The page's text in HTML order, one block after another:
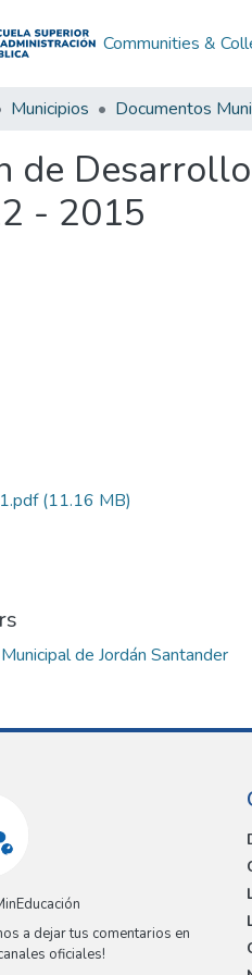
Communities &
Municipios Documentos
de
- 2015
(11.16 MB)
de Jordán Santander
a dejar tus comentarios en
oficiales!